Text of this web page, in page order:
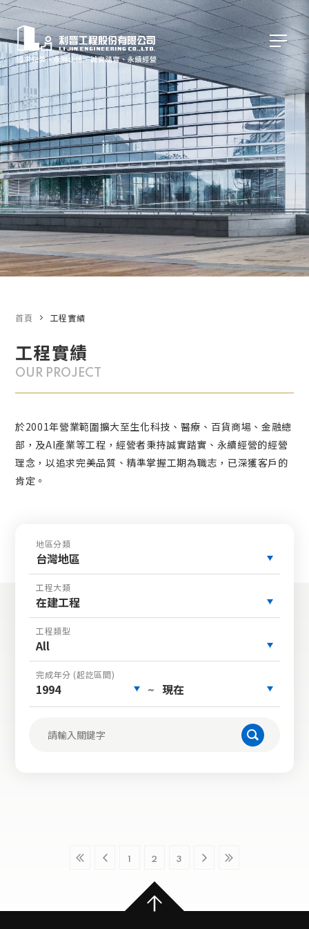
工程實績
OUR PROJECT
於2001年營業範圍擴大至生化科技、醫療、百貨商場、金融總
部，及AI產業等工程，經營者秉持誠實踏實、永續經營的經營
理念，以追求完美品質、精準掌握工期為職志，已深獲客戶的
肯定。
首頁 工程實績
地區分類
台灣地區
工程大類
在建工程
工程類型
All
完成年分 (起訖區間)
1994 ~ 現在
1 2 3